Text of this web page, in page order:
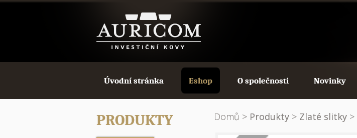
Úvodní stránka Eshop O společnosti Novinky
PRODUKTY Domů > Produkty > Zlaté slitky >